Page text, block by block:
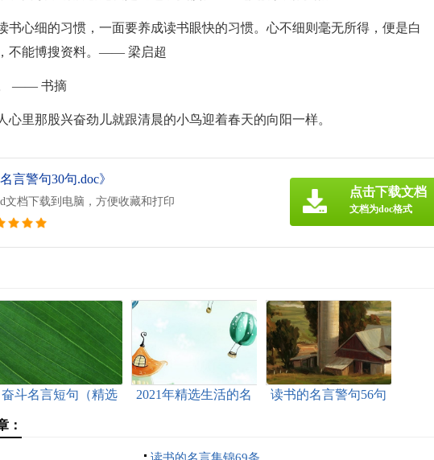
书心细的习惯，一面要养成读书眼快的习惯。心不细则毫无所得，便是白
不能博搜资料。—— 梁启超
。 —— 书摘
心里那股兴奋劲儿就跟清晨的小鸟迎着春天的向阳一样。
言警句30句.doc》
文档下载到电脑，方便收藏和打印
点击下载文档
文档为doc格式
奋斗名言短句（精选
2021年精选生活的名
读书的名言警句56句
：